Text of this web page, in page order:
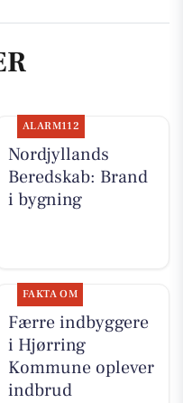
ALARM112
Nordjyllands
Beredskab: Brand
i bygning
FAKTA OM
Færre indbyggere
i Hjørring
Kommune oplever
indbrud